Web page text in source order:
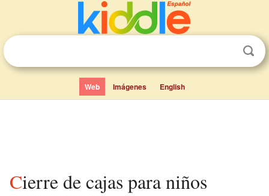
Web Imágenes English
Cierre de cajas para niños